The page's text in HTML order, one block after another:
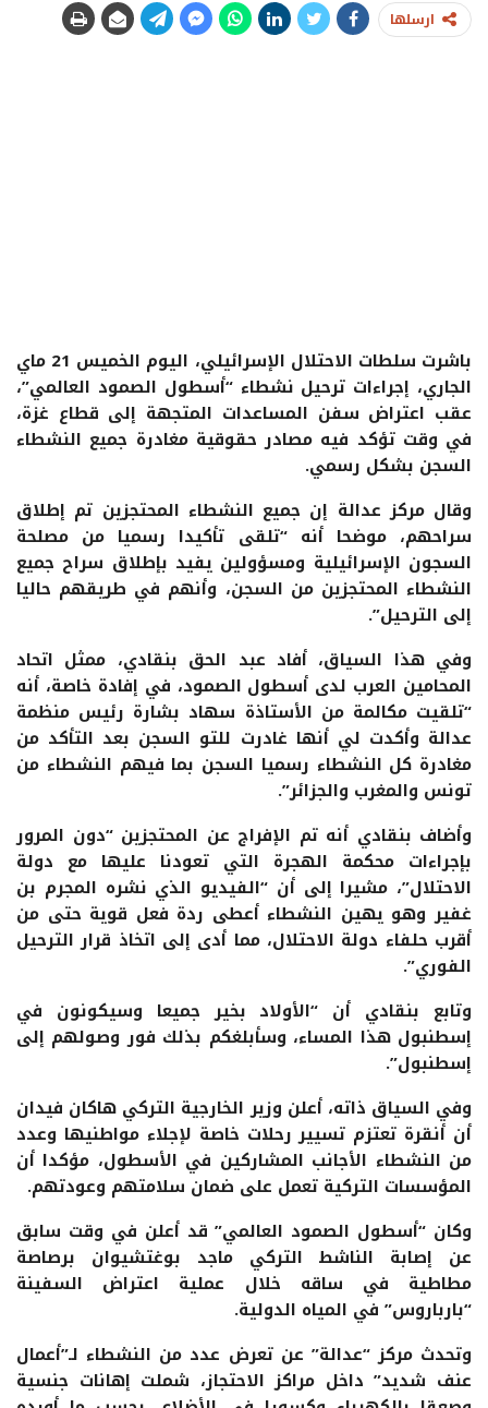
ارسلها
باشرت سلطات الاحتلال الإسرائيلي، اليوم الخميس 21 ماي
الجاري، إجراءات ترحيل نشطاء “أسطول الصمود العالمي”،
عقب اعتراض سفن المساعدات المتجهة إلى قطاع غزة،
في وقت تؤكد فيه مصادر حقوقية مغادرة جميع النشطاء
السجن بشكل رسمي.
وقال مركز عدالة إن جميع النشطاء المحتجزين تم إطلاق
سراحهم، موضحا أنه “تلقى تأكيدا رسميا من مصلحة
السجون الإسرائيلية ومسؤولين يفيد بإطلاق سراح جميع
النشطاء المحتجزين من السجن، وأنهم في طريقهم حاليا
إلى الترحيل”.
وفي هذا السياق، أفاد عبد الحق بنقادي، ممثل اتحاد
المحامين العرب لدى أسطول الصمود، في إفادة خاصة، أنه
“تلقيت مكالمة من الأستاذة سهاد بشارة رئيس منظمة
عدالة وأكدت لي أنها غادرت للتو السجن بعد التأكد من
مغادرة كل النشطاء رسميا السجن بما فيهم النشطاء من
تونس والمغرب والجزائر”.
وأضاف بنقادي أنه تم الإفراج عن المحتجزين “دون المرور
بإجراءات محكمة الهجرة التي تعودنا عليها مع دولة
الاحتلال”، مشيرا إلى أن “الفيديو الذي نشره المجرم بن
غفير وهو يهين النشطاء أعطى ردة فعل قوية حتى من
أقرب حلفاء دولة الاحتلال، مما أدى إلى اتخاذ قرار الترحيل
الفوري”.
وتابع بنقادي أن “الأولاد بخير جميعا وسيكونون في
إسطنبول هذا المساء، وسأبلغكم بذلك فور وصولهم إلى
إسطنبول”.
وفي السياق ذاته، أعلن وزير الخارجية التركي هاكان فيدان
أن أنقرة تعتزم تسيير رحلات خاصة لإجلاء مواطنيها وعدد
من النشطاء الأجانب المشاركين في الأسطول، مؤكدا أن
المؤسسات التركية تعمل على ضمان سلامتهم وعودتهم.
وكان “أسطول الصمود العالمي” قد أعلن في وقت سابق
عن إصابة الناشط التركي ماجد بوغتشيوان برصاصة
مطاطية في ساقه خلال عملية اعتراض السفينة
“بارباروس” في المياه الدولية.
وتحدث مركز “عدالة” عن تعرض عدد من النشطاء لـ”أعمال
عنف شديد” داخل مراكز الاحتجاز، شملت إهانات جنسية